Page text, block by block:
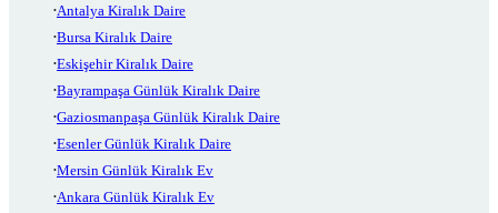
Antalya Kiralık Daire
Bursa Kiralık Daire
Eskişehir Kiralık Daire
Bayrampaşa Günlük Kiralık Daire
Gaziosmanpaşa Günlük Kiralık Daire
Esenler Günlük Kiralık Daire
Mersin Günlük Kiralık Ev
Ankara Günlük Kiralık Ev